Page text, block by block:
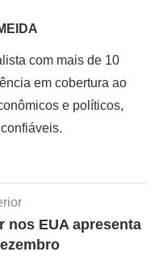
com mais de 10
em cobertura ao
e políticos,
nos EUA apresenta